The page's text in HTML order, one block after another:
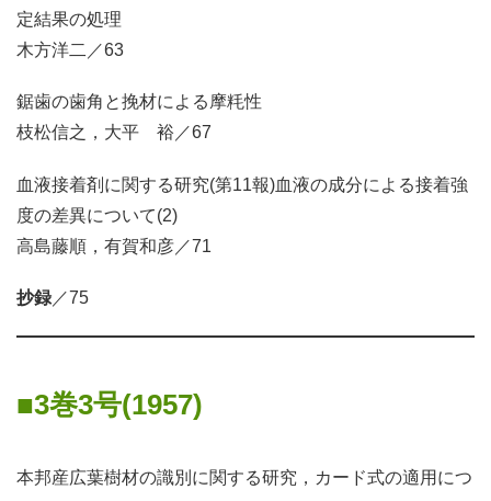
定結果の処理
木方洋二／63
鋸歯の歯角と挽材による摩粍性
枝松信之，大平 裕／67
血液接着剤に関する研究(第11報)血液の成分による接着強
度の差異について(2)
高島藤順，有賀和彦／71
抄録 ／75
3巻3号(1957)
本邦産広葉樹材の識別に関する研究，カード式の適用につ